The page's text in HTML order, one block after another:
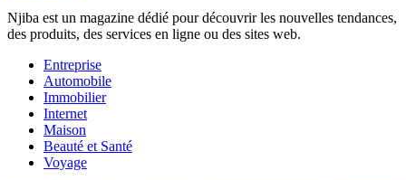
Njiba est un magazine dédié pour découvrir les nouvelles tendances,
des produits, des services en ligne ou des sites web.
Entreprise
Automobile
Immobilier
Internet
Maison
Beauté et Santé
Voyage